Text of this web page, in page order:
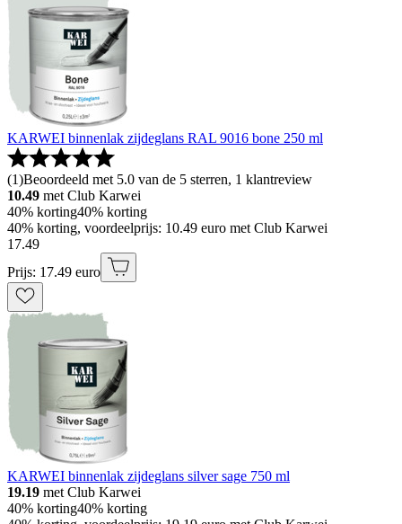
KARWEI binnenlak zijdeglans RAL 9016 bone 250 ml
(1)Beoordeeld met 5.0 van de 5 sterren, 1 klantreview
10.49 met Club Karwei
40% korting40% korting
40% korting, voordeelprijs: 10.49 euro met Club Karwei
17.49
Prijs: 17.49 euro
KARWEI binnenlak zijdeglans silver sage 750 ml
19.19 met Club Karwei
40% korting40% korting